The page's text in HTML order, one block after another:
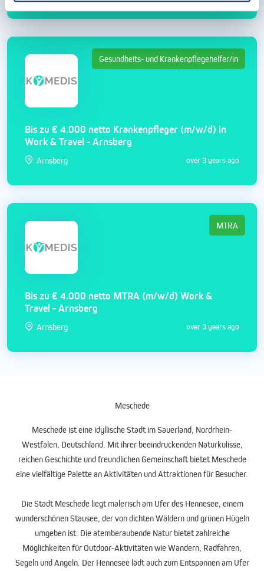
Gesundheits- und Krankenpflegehelfer/in
Bis zu € 4.000 netto Krankenpfleger (m/w/d) in
Work & Travel - Arnsberg
Arnsberg over 3 years ago
MTRA
Bis zu € 4.000 netto MTRA (m/w/d) Work &
Travel - Arnsberg
Arnsberg over 3 years ago
Meschede
Meschede ist eine idyllische Stadt im Sauerland, Nordrhein-
Westfalen, Deutschland. Mit ihrer beeindruckenden Naturkulisse,
reichen Geschichte und freundlichen Gemeinschaft bietet Meschede
eine vielfältige Palette an Aktivitäten und Attraktionen für Besucher.
Die Stadt Meschede liegt malerisch am Ufer des Hennesee, einem
wunderschönen Stausee, der von dichten Wäldern und grünen Hügeln
umgeben ist. Die atemberaubende Natur bietet zahlreiche
Möglichkeiten für Outdoor-Aktivitäten wie Wandern, Radfahren,
Segeln und Angeln. Der Hennesee lädt auch zum Entspannen am Ufer